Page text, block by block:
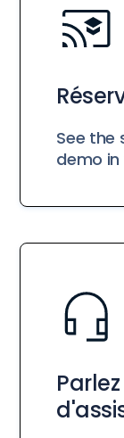
See the
demo